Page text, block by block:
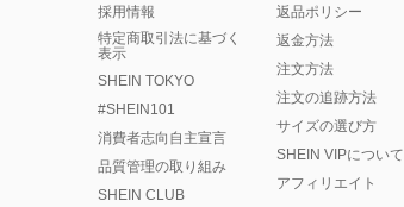
採用情報
特定商取引法に基づく
表示
SHEIN TOKYO
#SHEIN101
消費者志向自主宣言
品質管理の取り組み
SHEIN CLUB
返品ポリシー
返金方法
注文方法
注文の追跡方法
サイズの選び方
SHEIN VIPについて
アフィリエイト